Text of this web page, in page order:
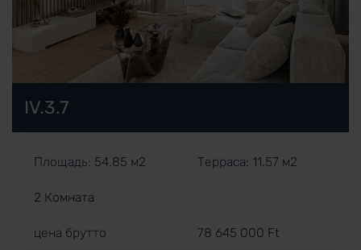
IV.3.7
Площадь: 54.85 м2 Терраса: 11.57 м2
2 Комната
цена брутто 78 645 000 Ft